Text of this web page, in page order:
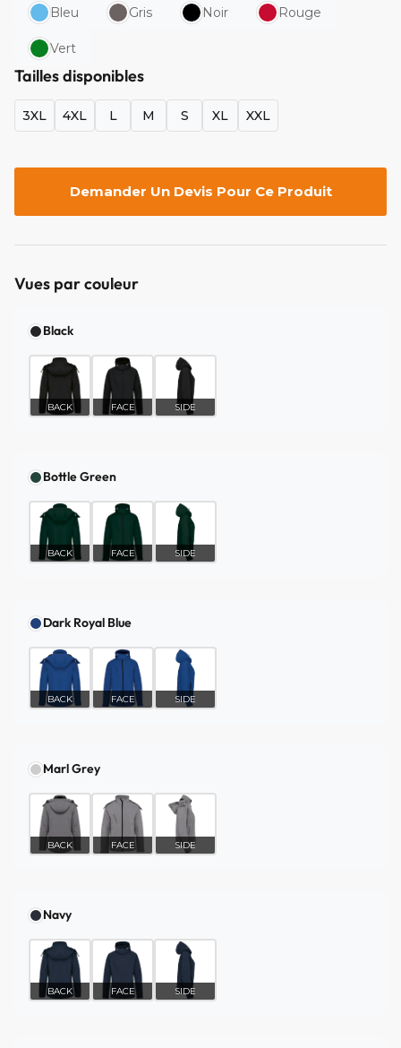
Bleu Gris Noir Rouge
Vert
Tailles disponibles
3XL 4XL L M S XL XXL
Demander Un Devis Pour Ce Produit
Vues par couleur
Black
BACK FACE SIDE
Bottle Green
BACK FACE SIDE
Dark Royal Blue
BACK FACE SIDE
Marl Grey
BACK FACE SIDE
Navy
BACK FACE SIDE